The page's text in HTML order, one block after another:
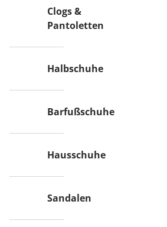
Clogs &
Pantoletten
Halbschuhe
Barfußschuhe
Hausschuhe
Sandalen